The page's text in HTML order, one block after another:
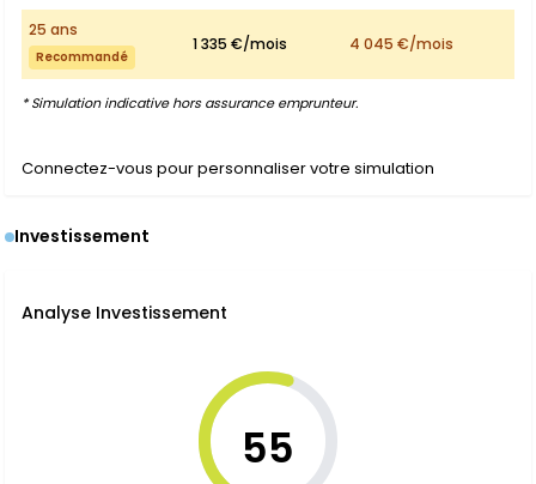
25 ans
Recommandé
1 335 €/mois 4 045 €/mois
* Simulation indicative hors assurance emprunteur.
Connectez-vous pour personnaliser votre simulation
Investissement
Analyse Investissement
55